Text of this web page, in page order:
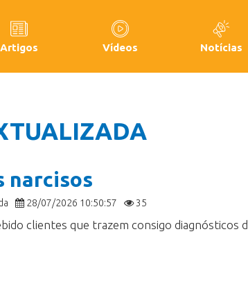
Artigos Vídeos Notícias
narcisos
28/07/2026 10:50:57 35